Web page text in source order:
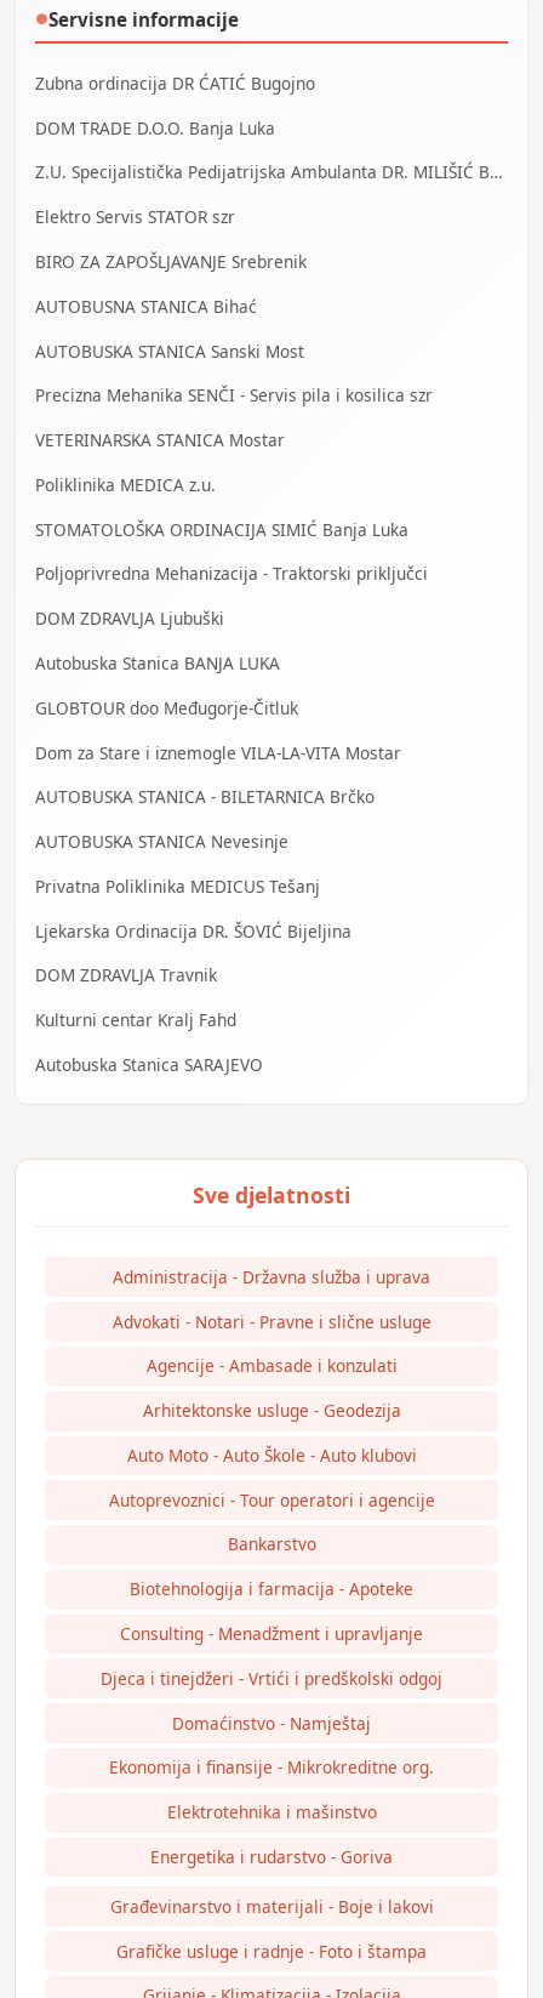
●Servisne informacije
Zubna ordinacija DR ĆATIĆ Bugojno
DOM TRADE D.O.O. Banja Luka
Z.U. Specijalistička Pedijatrijska Ambulanta DR. MILIŠIĆ Banja Luka
Elektro Servis STATOR szr
BIRO ZA ZAPOŠLJAVANJE Srebrenik
AUTOBUSNA STANICA Bihać
AUTOBUSKA STANICA Sanski Most
Precizna Mehanika SENČI - Servis pila i kosilica szr
VETERINARSKA STANICA Mostar
Poliklinika MEDICA z.u.
STOMATOLOŠKA ORDINACIJA SIMIĆ Banja Luka
Poljoprivredna Mehanizacija - Traktorski priključci
DOM ZDRAVLJA Ljubuški
Autobuska Stanica BANJA LUKA
GLOBTOUR doo Međugorje-Čitluk
Dom za Stare i iznemogle VILA-LA-VITA Mostar
AUTOBUSKA STANICA - BILETARNICA Brčko
AUTOBUSKA STANICA Nevesinje
Privatna Poliklinika MEDICUS Tešanj
Ljekarska Ordinacija DR. ŠOVIĆ Bijeljina
DOM ZDRAVLJA Travnik
Kulturni centar Kralj Fahd
Autobuska Stanica SARAJEVO
Administracija - Državna služba i uprava
Advokati - Notari - Pravne i slične usluge
Agencije - Ambasade i konzulati
Arhitektonske usluge - Geodezija
Auto Moto - Auto Škole - Auto klubovi
Autoprevoznici - Tour operatori i agencije
Bankarstvo
Biotehnologija i farmacija - Apoteke
Consulting - Menadžment i upravljanje
Djeca i tinejdžeri - Vrtići i predškolski odgoj
Domaćinstvo - Namještaj
Ekonomija i finansije - Mikrokreditne org.
Elektrotehnika i mašinstvo
Energetika i rudarstvo - Goriva
Građevinarstvo i materijali - Boje i lakovi
Grafičke usluge i radnje - Foto i štampa